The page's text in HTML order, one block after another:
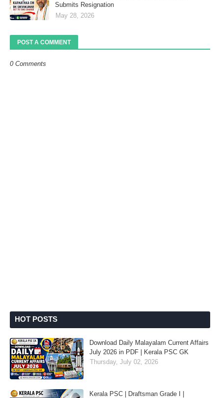
Submits Resignation
May 28, 2026
POST A COMMENT
0 Comments
HOT POSTS
Download Daily Malayalam Current Affairs
July 2026 in PDF | Kerala PSC GK
Thursday, July 02, 2026
Kerala PSC | Draftsman Grade I |